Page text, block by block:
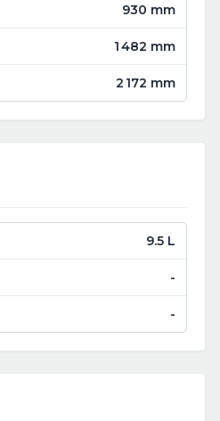
930 mm
1 482 mm
2 172 mm
9.5 L
-
-